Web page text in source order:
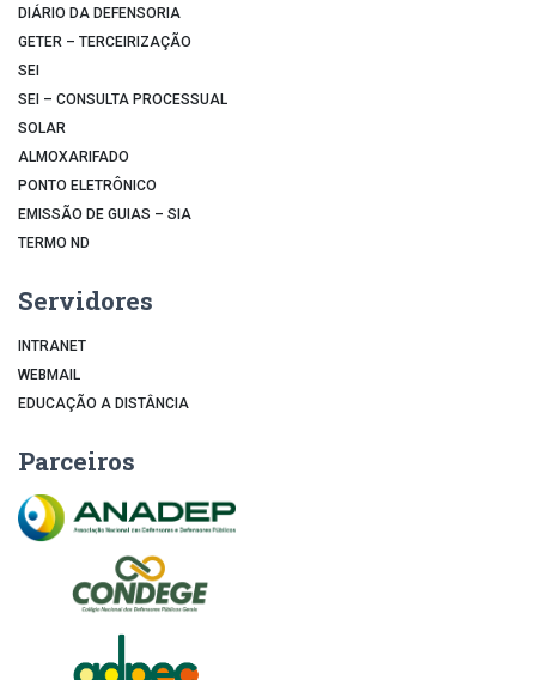
DIÁRIO DA DEFENSORIA
GETER – TERCEIRIZAÇÃO
SEI
SEI – CONSULTA PROCESSUAL
SOLAR
ALMOXARIFADO
PONTO ELETRÔNICO
EMISSÃO DE GUIAS – SIA
TERMO ND
Servidores
INTRANET
WEBMAIL
EDUCAÇÃO A DISTÂNCIA
Parceiros